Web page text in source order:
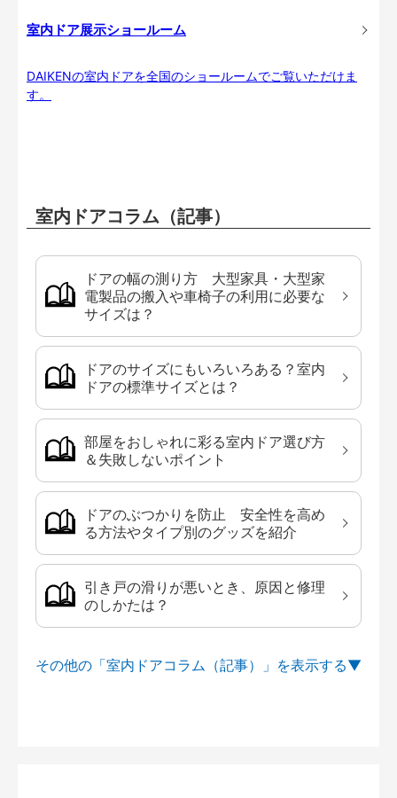
室内ドア展示ショールーム
DAIKENの室内ドアを全国のショールームでご覧いただけま
す。
室内ドアコラム（記事）
ドアの幅の測り方 大型家具・大型家
電製品の搬入や車椅子の利用に必要な
サイズは？
ドアのサイズにもいろいろある？室内
ドアの標準サイズとは？
部屋をおしゃれに彩る室内ドア選び方
＆失敗しないポイント
ドアのぶつかりを防止 安全性を高め
る方法やタイプ別のグッズを紹介
引き戸の滑りが悪いとき、原因と修理
のしかたは？
その他の「室内ドアコラム（記事）」を